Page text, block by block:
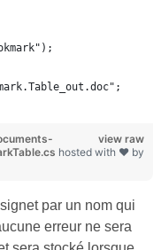
view raw
hosted with ❤ by
par un nom qui
erreur ne sera